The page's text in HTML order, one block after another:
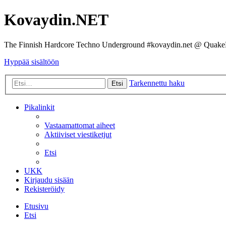
Kovaydin.NET
The Finnish Hardcore Techno Underground #kovaydin.net @
Hyppää sisältöön
Etsi Tarkennettu haku
Pikalinkit
Vastaamattomat aiheet
Aktiiviset viestiketjut
Etsi
UKK
Kirjaudu sisään
Rekisteröidy
Etusivu
Etsi